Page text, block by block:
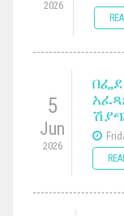
2026
5
Jun
2026